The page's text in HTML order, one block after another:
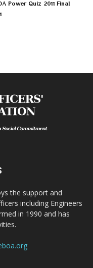
Power Quiz 2011 Final
the support and
including Engineers
in 1990 and has